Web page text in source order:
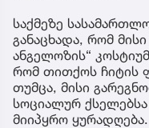
საქმეზე
განაცხადა, რომ
ანგელოზის“
რომ თითქოს ჩიტის
თუმცა, მისი
სოციალურ
მიიპყრო ყურადღება.